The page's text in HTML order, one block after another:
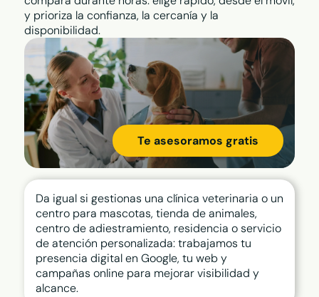
y prioriza la confianza, la cercanía y la
disponibilidad.
Te asesoramos gratis
Da igual si gestionas una clínica veterinaria o un
centro para mascotas, tienda de animales,
centro de adiestramiento, residencia o servicio
de atención personalizada: trabajamos tu
presencia digital en Google, tu web y
campañas online para mejorar visibilidad y
alcance.
Comparador de planes >
Elige el mejor plan para tu empresa
Te puede interesar
Reserva de cita›
Reserva de mesa›
Publicidad en Google
ChatBot IA›
Plan Contacto Activo >
Plan Impulsa >
Plan Visibilidad >
Plan Integral >